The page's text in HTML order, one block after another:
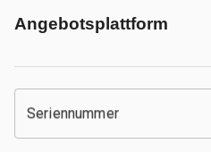
Angebotsplattform
Seriennummer